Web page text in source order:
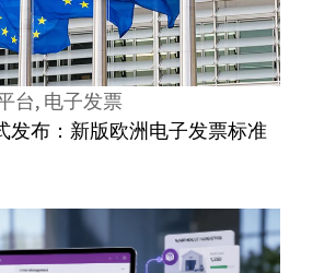
发
票
值
得
企
注？
1:2026
正
式
发
布：
洲
台, 电子发票
发布：新版欧洲电子发票标准